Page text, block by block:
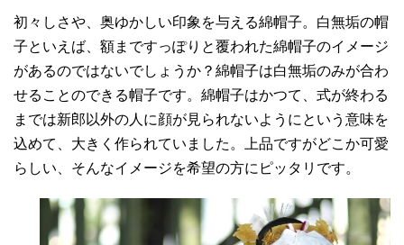
初々しさや、奥ゆかしい印象を与える綿帽子。 白無垢の帽
子といえば、額まですっぽりと覆われた綿帽子のイメージ
があるのではないでしょうか？綿帽子は白無垢のみが合わ
せることのできる帽子です。 綿帽子はかつて、式が終わる
までは新郎以外の人に顔が見られないようにという意味を
込めて、大きく作られていました。上品ですがどこか可愛
らしい、そんなイメージを希望の方にピッタリです。